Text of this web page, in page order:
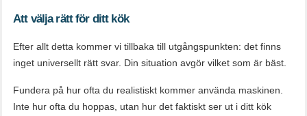
Att välja rätt för ditt kök
Efter allt detta kommer vi tillbaka till utgångspunkten: det finns
inget universellt rätt svar. Din situation avgör vilket som är bäst.
Fundera på hur ofta du realistiskt kommer använda maskinen.
Inte hur ofta du hoppas, utan hur det faktiskt ser ut i ditt kök